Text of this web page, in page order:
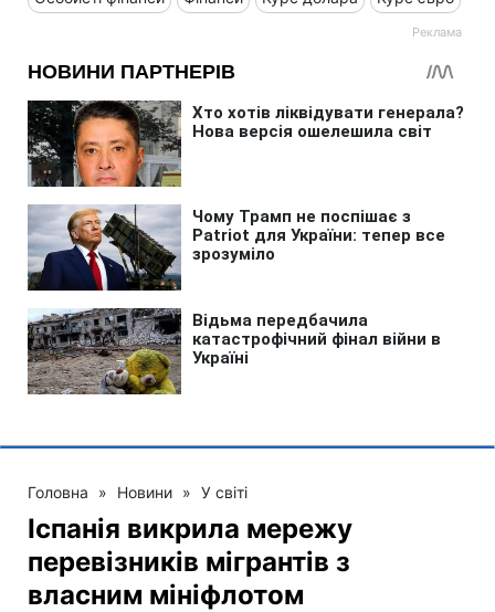
Головна » Новини » У світі
Іспанія викрила мережу
перевізників мігрантів з
власним мініфлотом